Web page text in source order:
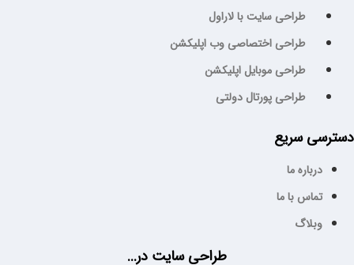
طراحی سایت با لاراول
طراحی اختصاصی وب اپلیکشن
طراحی موبایل اپلیکشن
طراحی پورتال دولتی
دسترسی سریع
درباره ما
تماس با ما
وبلاگ
طراحی سایت در...